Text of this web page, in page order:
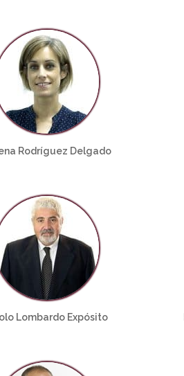
Rodríguez Delgado
Lombardo Expósito